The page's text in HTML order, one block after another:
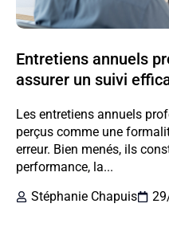
Entretiens annuels
assurer un suivi
Les entretiens annuels
perçus comme une
erreur. Bien menés, ils
performance, la...
Stéphanie Chapuis